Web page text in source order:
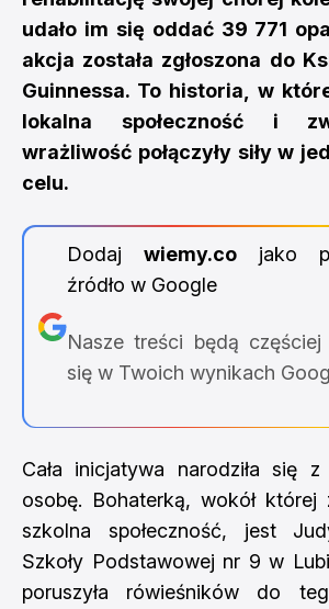
udało im się oddać 39 771
akcja została zgłoszona do
Guinnessa. To historia, w
lokalna społeczność i
wrażliwość połączyły siły w
celu.
Dodaj wiemy.cojako
źródło w Google
Nasze treści będą częściej
się w Twoich wynikach
Cała inicjatywa narodziła się
osobę. Bohaterką, wokół której
szkolna społeczność, jest
Szkoły Podstawowej nr 9 w
poruszyła rówieśników do